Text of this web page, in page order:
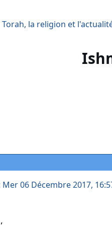
la religion et
Mer 06 Décembre 2017,